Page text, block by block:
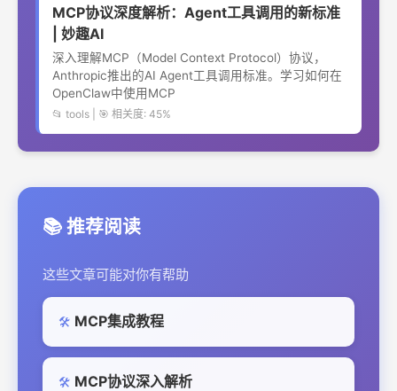
MCP协议深度解析：Agent工具调用的新标准
| 妙趣AI
深入理解MCP（Model Context Protocol）协议，
Anthropic推出的AI Agent工具调用标准。学习如何在
OpenClaw中使用MCP
📂 tools | 🎯 相关度: 45%
📚 推荐阅读
这些文章可能对你有帮助
🛠️ MCP集成教程
🛠️ MCP协议深入解析